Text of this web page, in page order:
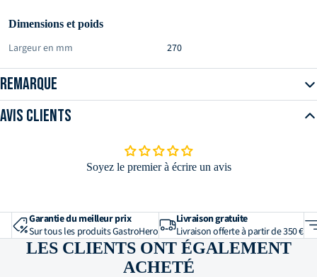
Dimensions et poids
Largeur en mm
270
Hauteur en mm
20
Profondeur en mm
270
Poids net en kg
Matériau et construction
Remarque
Avis clients
Soyez le premier à écrire un avis
Garantie du meilleur prix
Sur tous les produits GastroHero
Livraison gratuite
Livraison offerte à partir de 350 €
LES CLIENTS ONT ÉGALEMENT
ACHETÉ